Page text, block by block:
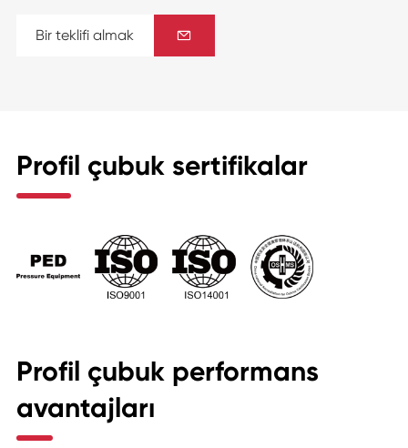
Bir teklifi almak 
Profil çubuk sertifikalar
Profil çubuk performans
avantajları